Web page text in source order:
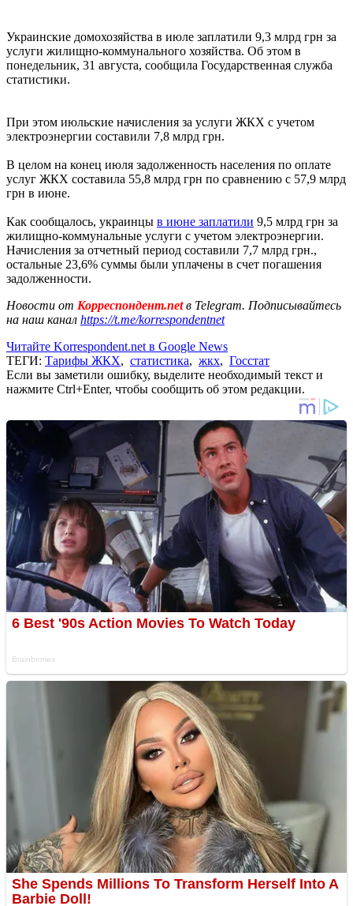
Украинские домохозяйства в июле заплатили 9,3 млрд грн за
услуги жилищно-коммунального хозяйства. Об этом в
понедельник, 31 августа, сообщила Государственная служба
статистики.
При этом июльские начисления за услуги ЖКХ с учетом
электроэнергии составили 7,8 млрд грн.
В целом на конец июля задолженность населения по оплате
услуг ЖКХ составила 55,8 млрд грн по сравнению с 57,9 млрд
грн в июне.
Как сообщалось, украинцы в июне заплатили 9,5 млрд грн за
жилищно-коммунальные услуги с учетом электроэнергии.
Начисления за отчетный период составили 7,7 млрд грн.,
остальные 23,6% суммы были уплачены в счет погашения
задолженности.
Новости от Корреспондент.netв Telegram. Подписывайтесь
на наш канал https://t.me/korrespondentnet
Читайте Korrespondent.net в Google News
ТЕГИ: Тарифы ЖКХ, статистика, жкх, Госстат
Если вы заметили ошибку, выделите необходимый текст и
нажмите Ctrl+Enter, чтобы сообщить об этом редакции.